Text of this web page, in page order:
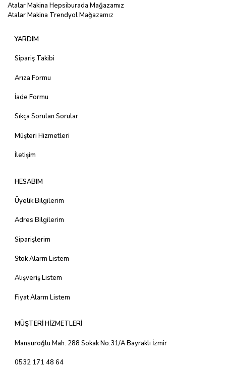
Atalar Makina Hepsiburada Mağazamız
Atalar Makina Trendyol Mağazamız
YARDIM
Sipariş Takibi
Arıza Formu
İade Formu
Sıkça Sorulan Sorular
Müşteri Hizmetleri
İletişim
HESABIM
Üyelik Bilgilerim
Adres Bilgilerim
Siparişlerim
Stok Alarm Listem
Alışveriş Listem
Fiyat Alarm Listem
MÜŞTERİ HİZMETLERİ
Mansuroğlu Mah. 288 Sokak No:31/A Bayraklı İzmir
0532 171 48 64